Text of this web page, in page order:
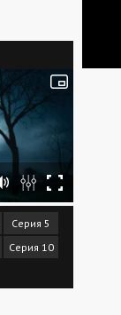
Серия 5
Серия 10